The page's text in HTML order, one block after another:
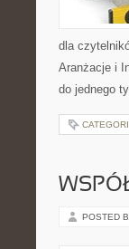
dla
Aranżacje i
do jednego
POSTED